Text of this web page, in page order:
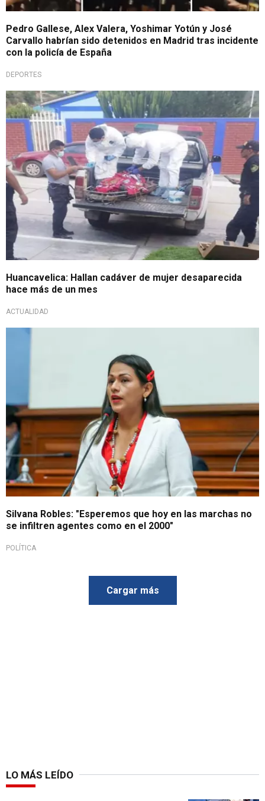
Pedro Gallese, Alex Valera, Yoshimar Yotún y José
Carvallo habrían sido detenidos en Madrid tras incidente
con la policía de España
DEPORTES
Feminicidio en el interior
Huancavelica: Hallan cadáver de mujer desaparecida
hace más de un mes
ACTUALIDAD
Silvana Robles: "Esperemos que hoy en las marchas no
se infiltren agentes como en el 2000"
POLÍTICA
Cargar más
LO MÁS LEÍDO